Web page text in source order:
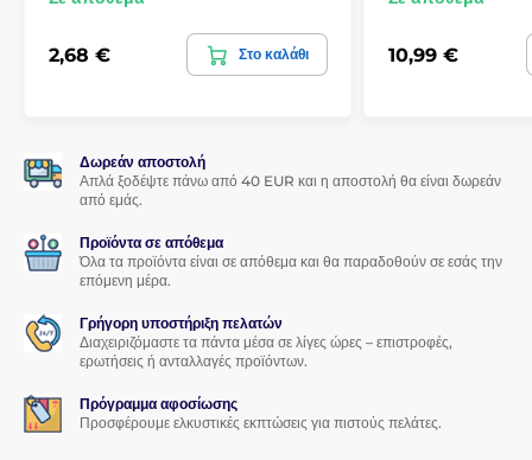
Ένα ακόμη σημαντικό πλεονέκτημα αυτού του 5D
Τέλεια πρόσφυση
του 5D προστατευτικού γυαλιού
συγκολλητικό υλικό, εξασφαλίζοντας απόλυτη πρόσφυση
σε όλη την επιφάνεια
Περιεχόμενα συσκευασίας:
1x προστατευτικό γυαλί
1x στεγνό πανί
2,68 € Στο καλάθι 10,99 €
Δωρεάν αποστολή
Απλά ξοδέψτε πάνω από 40 EUR και η αποστολή θα είναι δωρεάν
από εμάς.
Προϊόντα σε απόθεμα
Όλα τα προϊόντα είναι σε απόθεμα και θα παραδοθούν σε εσάς την
επόμενη μέρα.
Γρήγορη υποστήριξη πελατών
Διαχειριζόμαστε τα πάντα μέσα σε λίγες ώρες – επιστροφές,
ερωτήσεις ή ανταλλαγές προϊόντων.
Πρόγραμμα αφοσίωσης
Προσφέρουμε ελκυστικές εκπτώσεις για πιστούς πελάτες.